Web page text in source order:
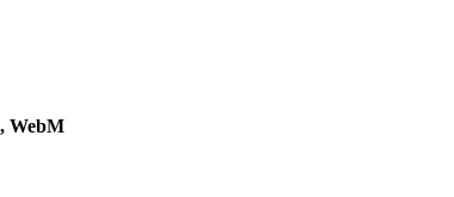
WebM